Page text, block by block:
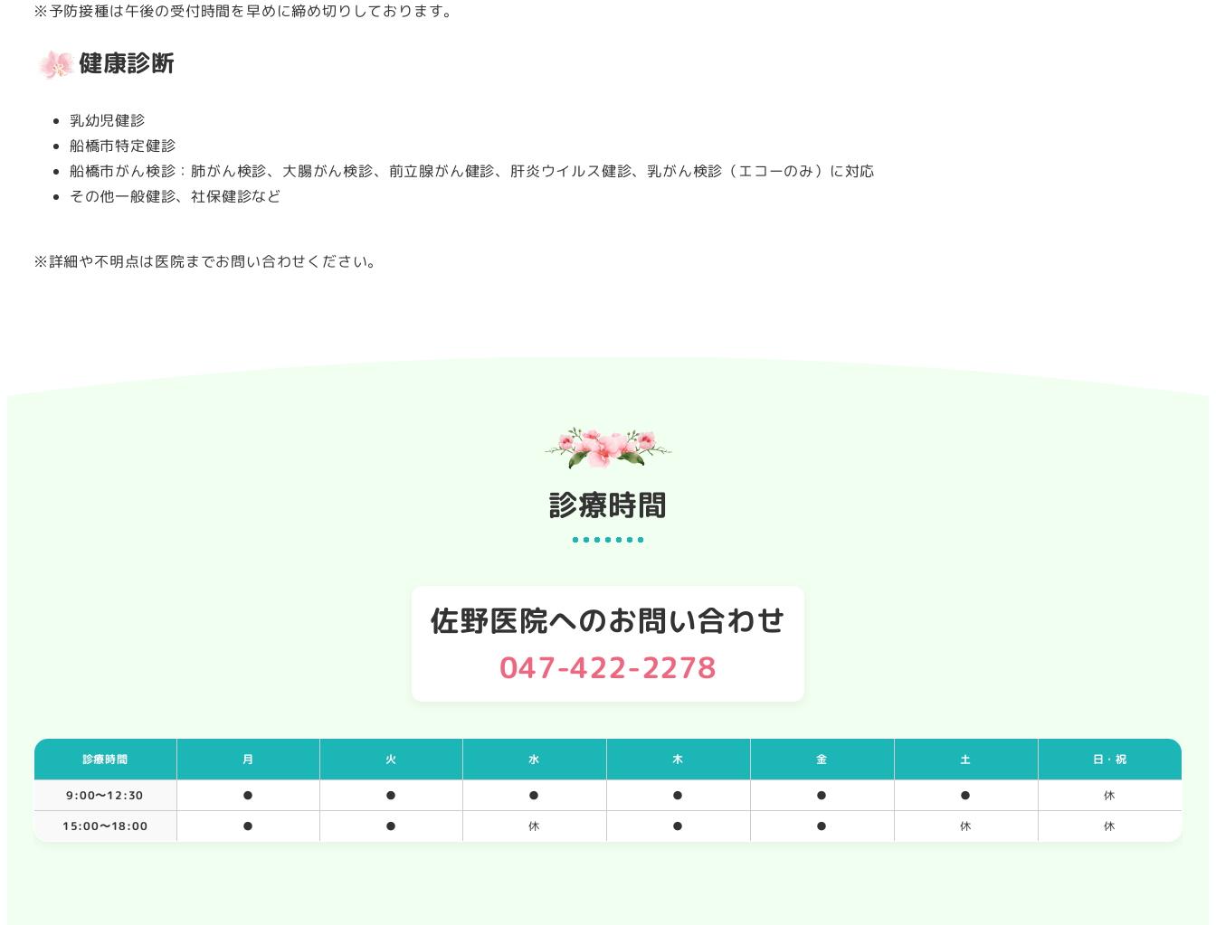
※予防接種は午後の受付時間を早めに締め切りしております。
健康診断
乳幼児健診
船橋市特定健診
船橋市がん検診：肺がん検診、大腸がん検診、前立腺がん健診、肝炎ウイルス健診、乳がん検診（エコーのみ）に対応
その他一般健診、社保健診など
※詳細や不明点は医院までお問い合わせください。
診療時間
佐野医院へのお問い合わせ
047-422-2278
診療時間 月 火 水 木 金 土 日・祝
9:00〜12:30 ● ● ● ● ● ●
休
15:00〜18:00
● ● 休 ● ● 休 休